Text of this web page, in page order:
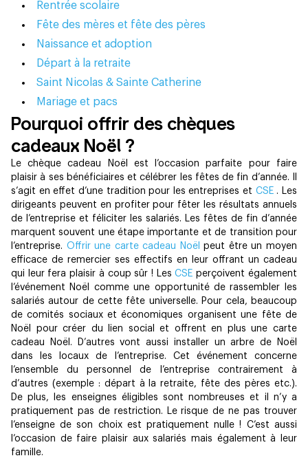
Rentrée scolaire
Fête des mères et fête des pères
Naissance et adoption
Départ à la retraite
Saint Nicolas & Sainte Catherine
Mariage et pacs
Pourquoi offrir des chèques
cadeaux Noël ?
Le chèque cadeau Noël est l’occasion parfaite pour faire
plaisir à ses bénéficiaires et célébrer les fêtes de fin d’année. Il
s’agit en effet d’une tradition pour les entreprises et CSE . Les
dirigeants peuvent en profiter pour fêter les résultats annuels
de l’entreprise et féliciter les salariés. Les fêtes de fin d’année
marquent souvent une étape importante et de transition pour
l’entreprise. Offrir une carte cadeau Noëlpeut être un moyen
efficace de remercier ses effectifs en leur offrant un cadeau
qui leur fera plaisir à coup sûr ! LesCSEperçoivent également
l’événement Noël comme une opportunité de rassembler les
salariés autour de cette fête universelle. Pour cela, beaucoup
de comités sociaux et économiques organisent une fête de
Noël pour créer du lien social et offrent en plus une carte
cadeau Noël. D’autres vont aussi installer un arbre de Noël
dans les locaux de l’entreprise. Cet événement concerne
l’ensemble du personnel de l’entreprise contrairement à
d’autres (exemple : départ à la retraite, fête des pères etc.).
De plus, les enseignes éligibles sont nombreuses et il n’y a
pratiquement pas de restriction. Le risque de ne pas trouver
l’enseigne de son choix est pratiquement nulle ! C’est aussi
l’occasion de faire plaisir aux salariés mais également à leur
famille.